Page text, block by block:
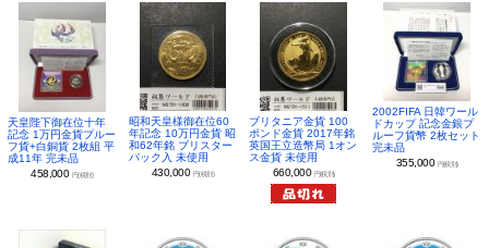
天皇陛下御在位十年
記念 1万円金貨プルー
フ貨+白銅貨 2枚組 平
成11年 完未品
458,000 円(税別)
昭和天皇様御在位60
年記念 10万円金貨 昭
和62年銘 ブリスター
パック入 未使用
430,000 円(税別)
ブリタニア金貨 100
ポンド金貨 2017年銘
英国王立造幣局 1オン
ス金貨 未使用
660,000 円(税別)
2002FIFA 日韓ワール
ドカップ 記念金銀プ
ルーフ貨幣 2枚セット
完未品
355,000 円(税別)